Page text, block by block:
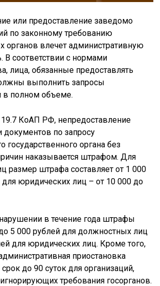
или предоставление заведомо
по законному требованию
органов влечет административную
В соответствии с нормами
лица, обязанные предоставлять
выполнить запросы
в полном объеме.
19.7 КоАП РФ, непредоставление
по запросу
государственного органа без
наказывается штрафом. Для
размер штрафа составляет от 1 000
для юридических лиц – от 10 000 до
в течение года штрафы
5 000 рублей для должностных лиц
для юридических лиц. Кроме того,
приостановка
до 90 суток для организаций,
требования госорганов.